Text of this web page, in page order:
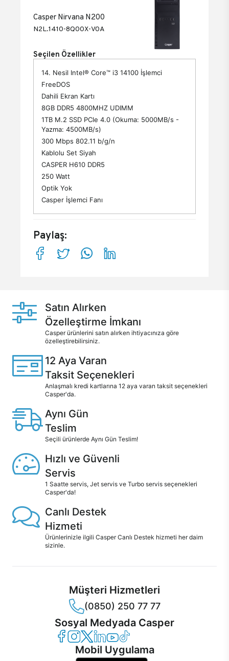
Casper Nirvana N200
N2L.1410-8Q00X-V0A
Seçilen Özellikler
14. Nesil Intel® Core™ i3 14100 İşlemci
FreeDOS
Dahili Ekran Kartı
8GB DDR5 4800MHZ UDIMM
1TB M.2 SSD PCle 4.0 (Okuma: 5000MB/s -
Yazma: 4500MB/s)
300 Mbps 802.11 b/g/n
Kablolu Set Siyah
CASPER H610 DDR5
250 Watt
Optik Yok
Casper İşlemci Fanı
Paylaş:
Satın Alırken
Özelleştirme İmkanı
Casper ürünlerini satın alırken ihtiyacınıza göre
özelleştirebilirsiniz.
12 Aya Varan
Taksit Seçenekleri
Anlaşmalı kredi kartlarına 12 aya varan taksit seçenekleri
Casper'da.
Aynı Gün
Teslim
Seçili ürünlerde Aynı Gün Teslim!
Hızlı ve Güvenli
Servis
1 Saatte servis, Jet servis ve Turbo servis seçenekleri
Casper'da!
Canlı Destek
Hizmeti
Ürünlerinizle ilgili Casper Canlı Destek hizmeti her daim
sizinle.
Müşteri Hizmetleri
(0850) 250 77 77
Sosyal Medyada Casper
Casper Facebook
Casper Instagram
Casper Twitter
Casper LinkedIn
Casper YouTube
Casper TikTok
Mobil Uygulama